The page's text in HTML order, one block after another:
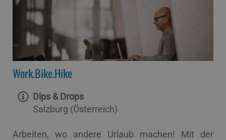
Work.Bike.Hike
Dips & Drops
Salzburg (Österreich)
Arbeiten, wo andere Urlaub machen! Mit der